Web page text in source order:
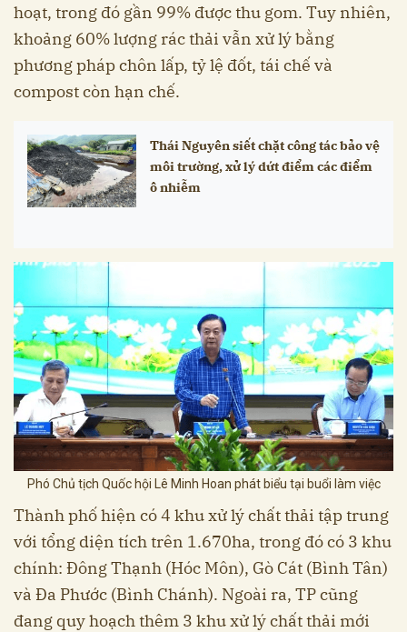
hoạt, trong đó gần 99% được thu gom. Tuy nhiên,
khoảng 60% lượng rác thải vẫn xử lý bằng
phương pháp chôn lấp, tỷ lệ đốt, tái chế và
compost còn hạn chế.
Thái Nguyên siết chặt công tác bảo vệ
môi trường, xử lý dứt điểm các điểm
ô nhiễm
Phó Chủ tịch Quốc hội Lê Minh Hoan phát biểu tại buổi làm việc
Thành phố hiện có 4 khu xử lý chất thải tập trung
với tổng diện tích trên 1.670ha, trong đó có 3 khu
chính: Đông Thạnh (Hóc Môn), Gò Cát (Bình Tân)
và Đa Phước (Bình Chánh). Ngoài ra, TP cũng
đang quy hoạch thêm 3 khu xử lý chất thải mới